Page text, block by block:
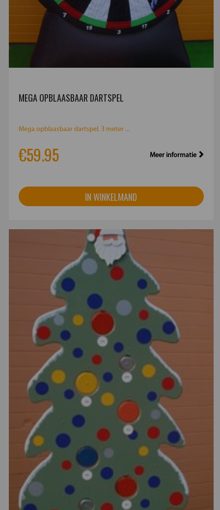
MEGA OPBLAASBAAR DARTSPEL
Mega opblaasbaar dartspel. 3 meter ...
€59.95 Meer informatie
IN WINKELMAND